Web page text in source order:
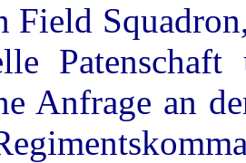
Field
Patenschaft
Anfrage an